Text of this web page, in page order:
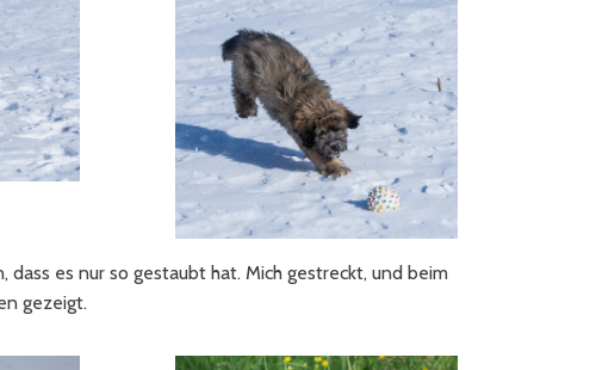
dass es nur so gestaubt hat. Mich gestreckt, und beim
gezeigt.